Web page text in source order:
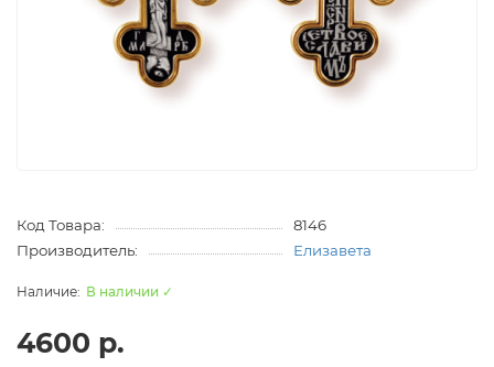
Код Товара:
8146
Производитель:
Елизавета
В наличии ✓
4600 р.